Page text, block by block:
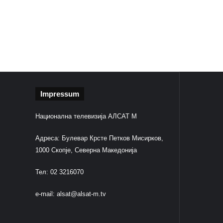
Impressum
Национална телевизија АЛСАТ М
Адреса: Булевар Крсте Петков Мисирков,
1000 Скопје, Северна Македонија
Тел: 02 3216070
e-mail: alsat@alsat-m.tv